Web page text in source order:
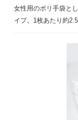
女性用のポリ手袋と
イプ。1枚あたり約